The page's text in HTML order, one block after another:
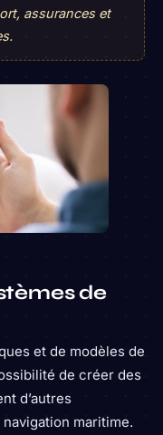
assurances et
de
et de modèles de
de créer des
d’autres
maritime.